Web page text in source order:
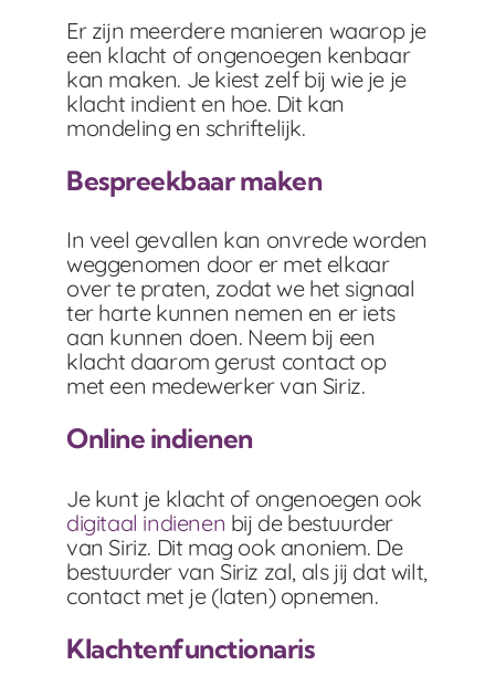
Er zijn meerdere manieren waarop je
een klacht of ongenoegen kenbaar
kan maken. Je kiest zelf bij wie je je
klacht indient en hoe. Dit kan
mondeling en schriftelijk.
Bespreekbaar maken
In veel gevallen kan onvrede worden
weggenomen door er met elkaar
over te praten, zodat we het signaal
ter harte kunnen nemen en er iets
aan kunnen doen. Neem bij een
klacht daarom gerust contact op
met een medewerker van Siriz.
Online indienen
Je kunt je klacht of ongenoegen ook
digitaal indienen bij de bestuurder
van Siriz. Dit mag ook anoniem. De
bestuurder van Siriz zal, als jij dat wilt,
contact met je (laten) opnemen.
Klachtenfunctionaris